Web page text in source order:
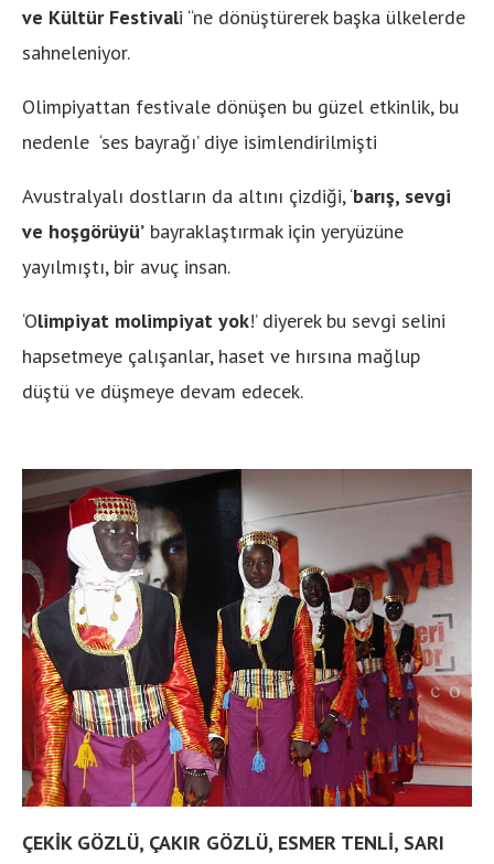
ve Kültür Festivali “ne dönüştürerek başka ülkelerde
sahneleniyor.
Olimpiyattan festivale dönüşen bu güzel etkinlik, bu
nedenle ‘ses bayrağı’ diye isimlendirilmişti
Avustralyalı dostların da altını çizdiği, ‘barış, sevgi
ve hoşgörüyü’ bayraklaştırmak için yeryüzüne
yayılmıştı, bir avuç insan.
‘Olim­piyat molimpiyat yok!’ diyerek bu sevgi selini
hapsetme­ye çalışanlar, haset ve hırsına mağlup
düştü ve düşmeye devam edecek.
ÇEKİK GÖZLÜ, ÇAKIR GÖZLÜ, ESMER TENLİ, SARI